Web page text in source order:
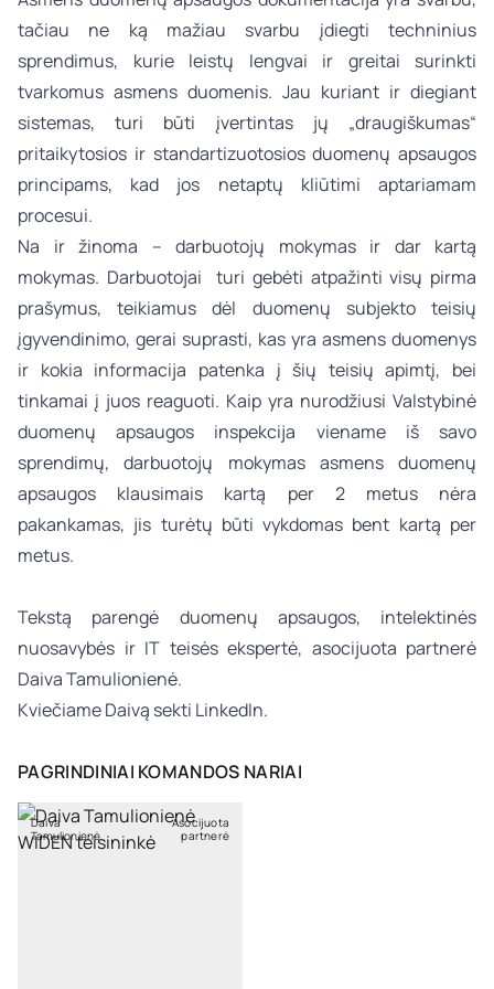
tačiau ne ką mažiau svarbu įdiegti techninius
sprendimus, kurie leistų lengvai ir greitai surinkti
tvarkomus asmens duomenis. Jau kuriant ir diegiant
sistemas, turi būti įvertintas jų „draugiškumas“
pritaikytosios ir standartizuotosios duomenų apsaugos
principams, kad jos netaptų kliūtimi aptariamam
procesui.
Na ir žinoma – darbuotojų mokymas ir dar kartą
mokymas. Darbuotojai turi gebėti atpažinti visų pirma
prašymus, teikiamus dėl duomenų subjekto teisių
įgyvendinimo, gerai suprasti, kas yra asmens duomenys
ir kokia informacija patenka į šių teisių apimtį, bei
tinkamai į juos reaguoti. Kaip yra nurodžiusi Valstybinė
duomenų apsaugos inspekcija viename iš savo
sprendimų, darbuotojų mokymas asmens duomenų
apsaugos klausimais kartą per 2 metus nėra
pakankamas, jis turėtų būti vykdomas bent kartą per
metus.
Tekstą parengė duomenų apsaugos, intelektinės
nuosavybės ir IT teisėsekspertė, asocijuota partnerė
Daiva Tamulionienė.
Kviečiame Daivą sekti LinkedIn.
PAGRINDINIAI KOMANDOS NARIAI
Daiva
Tamulionienė
Asocijuota
partnerė